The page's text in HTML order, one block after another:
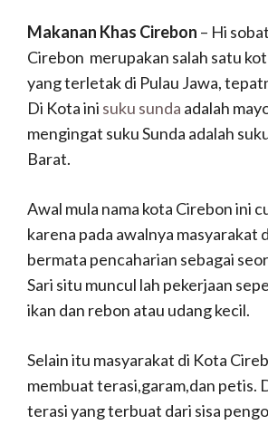
Makanan Khas Cirebon – Hi
Cirebon merupakan salah satu
yang terletak di Pulau Jawa,
Di Kota ini suku sunda adalah
mengingat suku Sunda adalah
Barat.
Awal mula nama kota Cirebon ini
karena pada awalnya masyarakat
bermata pencaharian sebagai
Sari situ muncul lah pekerjaan
ikan dan rebon atau udang kecil.
Selain itu masyarakat di Kota
membuat terasi,garam,dan petis.
terasi yang terbuat dari sisa